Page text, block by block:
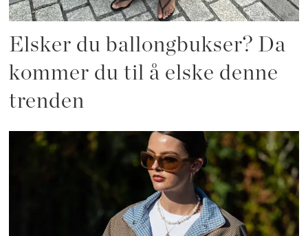
Elsker du ballongbukser? Da
kommer du til å elske denne
trenden